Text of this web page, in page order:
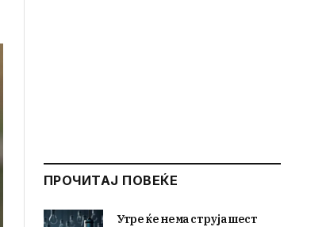
ПРОЧИТАЈ ПОВЕЌЕ
Утре ќе нема струја шест